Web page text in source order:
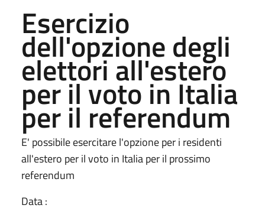
Esercizio
dell'opzione degli
elettori all'estero
per il voto in Italia
per il referendum
E' possibile esercitare l'opzione per i residenti
all'estero per il voto in Italia per il prossimo
referendum
Data :